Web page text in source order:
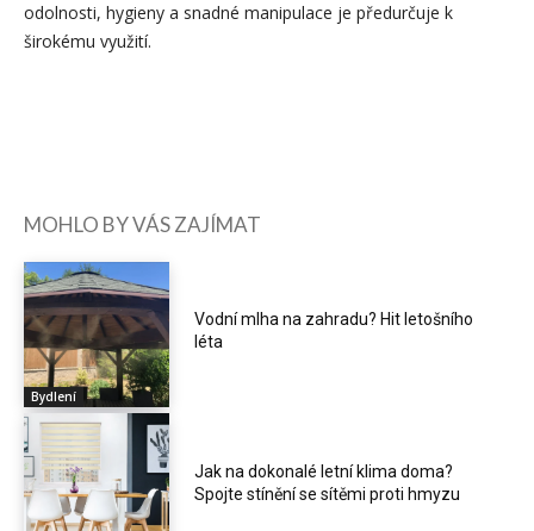
odolnosti, hygieny a snadné manipulace je předurčuje k
širokému využití.
MOHLO BY VÁS ZAJÍMAT
Bydlení
Vodní mlha na zahradu? Hit letošního
léta
Jak na dokonalé letní klima doma?
Spojte stínění se sítěmi proti hmyzu